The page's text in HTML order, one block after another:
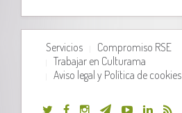
Servicios
Compromiso RSE
Trabajar en Culturama
Aviso legal y Política de cookies